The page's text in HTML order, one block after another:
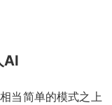
AI
当简单的模式之上